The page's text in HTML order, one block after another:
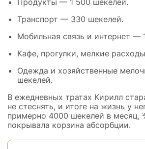
Продукты — 1 500 шекелей.
Транспорт — 330 шекелей.
Мобильная связь и интернет —
Кафе, прогулки, мелкие
Одежда и хозяйственные
шекелей.
В ежедневных тратах Кирилл
не стеснять, и итоге на жизнь у
примерно 4000 шекелей в месяц,
покрывала корзина абсорбции.